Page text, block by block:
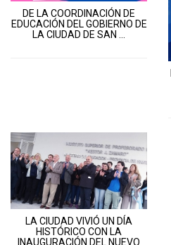
DE LA COORDINACIÓN DE
EDUCACIÓN DEL GOBIERNO DE
LA CIUDAD DE SAN ...
LA CIUDAD VIVIÓ UN DÍA
HISTÓRICO CON LA
INAUGURACIÓN DEL NUEVO